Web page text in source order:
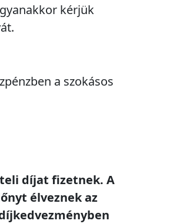
kérjük
a szokásos
díjat fizetnek. A
élveznek az